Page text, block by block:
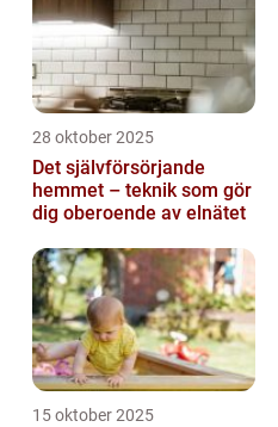
28 oktober 2025
Det självförsörjande
hemmet – teknik som gör
dig oberoende av elnätet
15 oktober 2025